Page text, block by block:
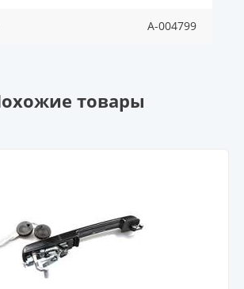
A-004799
товары